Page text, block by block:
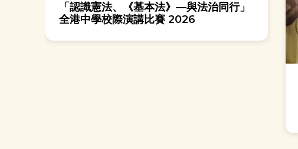
「認識憲法、《基本法》—與法治同行」
全港中學校際演講比賽 2026